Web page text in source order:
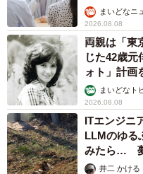
まいどなニ
2026.08.08
両親は「東
じた42歳元
ォト」計
む」まいどなト
2026.08.08
ITエンジニ
LLMのゆる
みたら… 夢
るか井二 かける